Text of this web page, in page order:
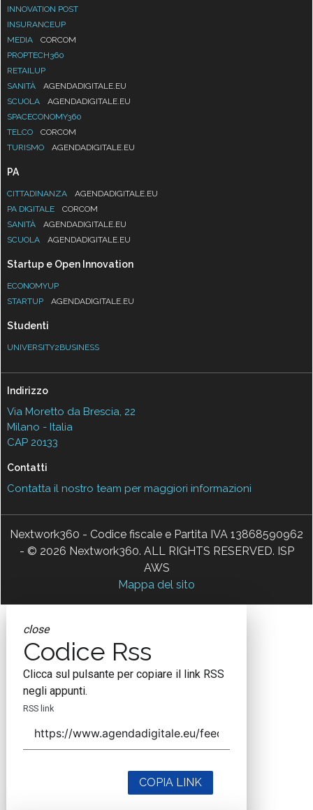
INNOVATION POST
INSURANCEUP
MEDIA
CORCOM
PROPTECH360
RETAILUP
SANITÀ
AGENDADIGITALE.EU
SCUOLA
AGENDADIGITALE.EU
SPACECONOMY360
TELCO
CORCOM
TURISMO
AGENDADIGITALE.EU
PA
CITTADINANZA
AGENDADIGITALE.EU
PA DIGITALE
CORCOM
SANITÀ
AGENDADIGITALE.EU
SCUOLA
AGENDADIGITALE.EU
Startup e Open Innovation
ECONOMYUP
STARTUP
AGENDADIGITALE.EU
Studenti
UNIVERSITY2BUSINESS
Indirizzo
Via Moretto da Brescia, 22
Milano - Italia
CAP 20133
Contatti
Contatta il nostro team per maggiori informazioni
Nextwork360 - Codice fiscale e Partita IVA 13868590962
- © 2026 Nextwork360. ALL RIGHTS RESERVED. ISP
AWS
Mappa del sito
close
Codice Rss
Clicca sul pulsante per copiare il link RSS
negli appunti.
RSS link
COPIA LINK